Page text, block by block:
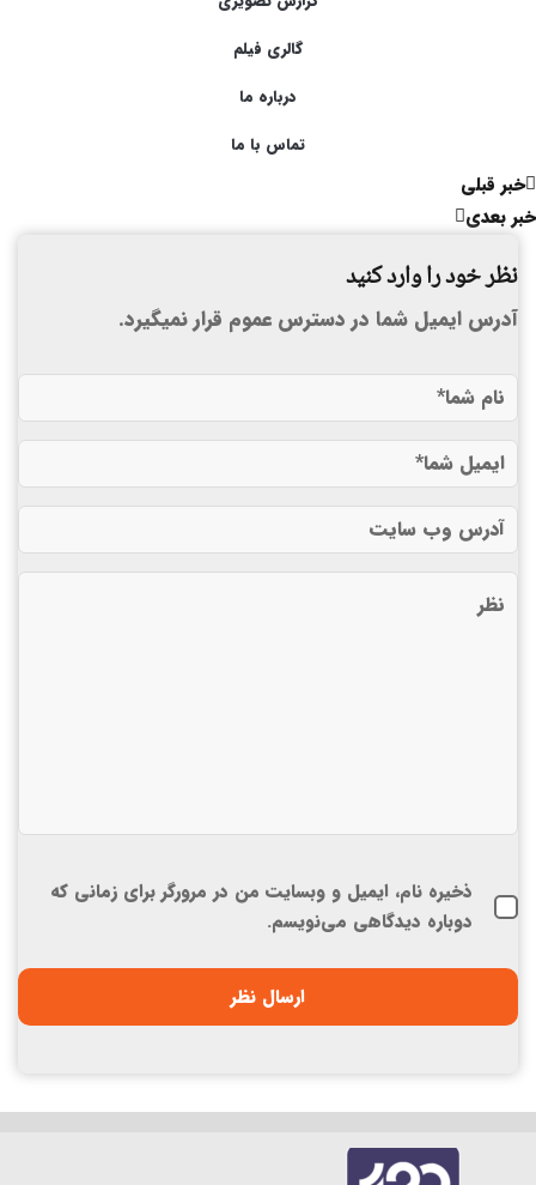
گالری فیلم
درباره ما
تماس با ما
خبر قبلی
خبر بعدی
نظر خود را وارد کنید
آدرس ایمیل شما در دسترس عموم قرار نمیگیرد.
ذخیره نام، ایمیل و وبسایت من در مرورگر برای زمانی که
دوباره دیدگاهی می‌نویسم.